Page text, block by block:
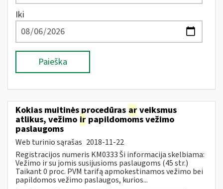
Iki
Paieška
Kokias muitinės procedūras ar veiksmus
atlikus, vežimo ir papildomoms vežimo
paslaugoms
Web turinio sąrašas 2018-11-22
Registracijos numeris KM0333 Ši informacija skelbiama:
Vežimo ir su jomis susijusioms paslaugoms (45 str.)
Taikant 0 proc. PVM tarifą apmokestinamos vežimo bei
papildomos vežimo paslaugos, kurios...